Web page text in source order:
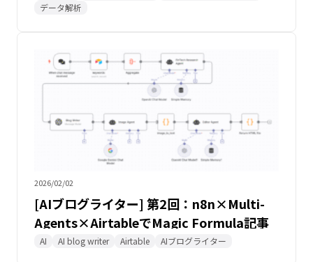
データ解析
2026/02/02
[AIブログライター] 第2回：n8n×Multi-
Agents×AirtableでMagic Formula記事
の質を向上させる
AI AI blog writer Airtable AIブログライター